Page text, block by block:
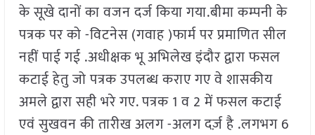
के सूखे दानों का वजन दर्ज किया गया.बीमा कम्पनी के
पत्रक पर को -विटनेस (गवाह )फार्म पर प्रमाणित सील
नहीं पाई गई .अधीक्षक भू अभिलेख इंदौर द्वारा फसल
कटाई हेतु जो पत्रक उपलब्ध कराए गए वे शासकीय
अमले द्वारा सही भरे गए. पत्रक 1 व 2 में फसल कटाई
एवं सुखवन की तारीख अलग -अलग दर्ज़ है .लगभग 6